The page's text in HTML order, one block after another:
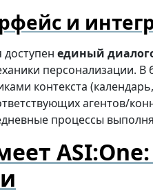
и
доступен единый
персонализации. В
контекста
агентов/
процессы